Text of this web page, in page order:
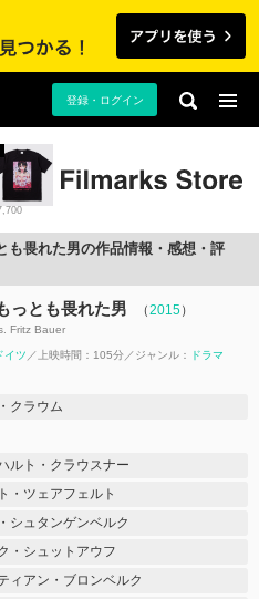
登録・ログイン
も畏れた男の作品情報・感想・評
っとも畏れた男 （2015）
Fritz Bauer
イツ 上映時間：105分 ジャンル： ドラマ
クラウム
ルト・クラウスナー
・ツェアフェルト
シュタンゲンベルク
・シュットアウフ
ィアン・ブロンベルク